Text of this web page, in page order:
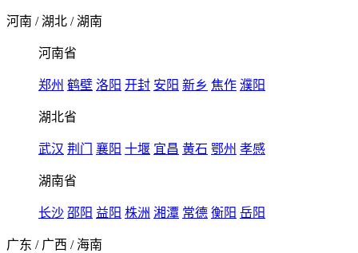
河南 /湖北 /湖南
河南省
郑州 鹤壁 洛阳 开封 安阳 新乡 焦作 濮阳
湖北省
武汉 荆门 襄阳 十堰 宜昌 黄石 鄂州 孝感
湖南省
长沙 邵阳 益阳 株洲 湘潭 常德 衡阳 岳阳
广东 / 广西 / 海南